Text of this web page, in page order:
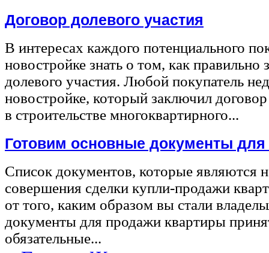
Договор долевого участия
В интересах каждого потенциального
новостройке знать о том, как правильно
долевого участия. Любой покупатель
новостройке, который заключил
в строительстве многоквартирного...
Готовим основные документы
Список документов, которые являются
совершения сделки купли-продажи
от того, каким образом вы стали
документы для продажи квартиры
обязательные...